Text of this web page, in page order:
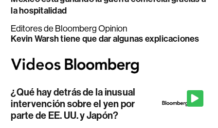
la hospitalidad
Editores de Bloomberg Opinion
Kevin Warsh tiene que dar algunas explicaciones
¿Qué hay detrás de la inusual
intervención sobre el yen por
parte de EE. UU. y Japón?